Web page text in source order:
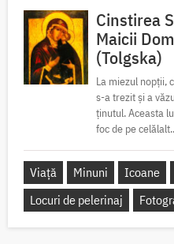
Cinstirea
Maicii
(Tolgska)
La miezul nopții,
s-a trezit și a
ținutul. Aceasta
foc de pe
Viață Minuni Icoane
Locuri de pelerinaj